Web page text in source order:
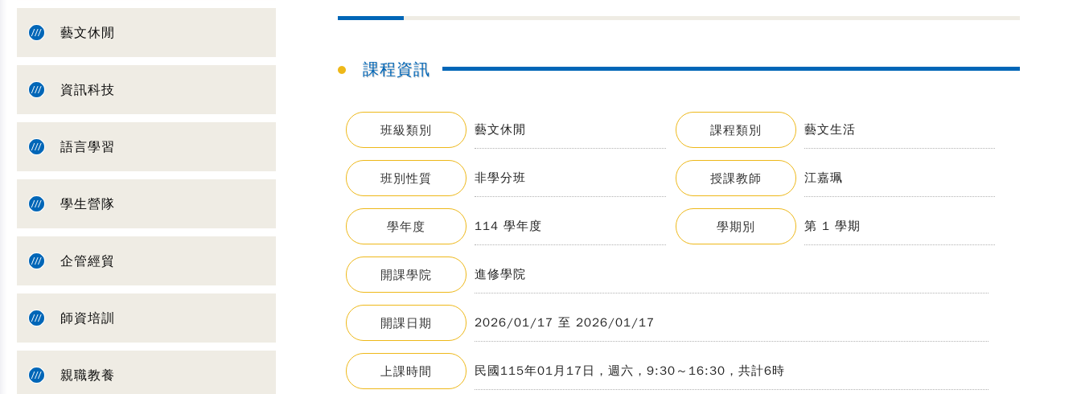
藝文休閒
資訊科技
語言學習
學生營隊
企管經貿
師資培訓
親職教養
課程資訊
班級類別 藝文休閒 課程類別 藝文生活
班別性質 非學分班 授課教師 江嘉珮
學年度 114 學年度 學期別 第 1 學期
開課學院 進修學院
開課日期 2026/01/17 至 2026/01/17
上課時間 民國115年01月17日，週六，9:30～16:30，共計6時